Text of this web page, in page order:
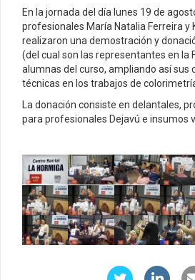
En la jornada del día lunes 19 de
profesionales María Natalia Ferreira y
realizaron una demostración y
(del cual son las representantes en la
alumnas del curso, ampliando así sus
técnicas en los trabajos de
La donación consiste en delantales,
para profesionales Dejavú e insumos